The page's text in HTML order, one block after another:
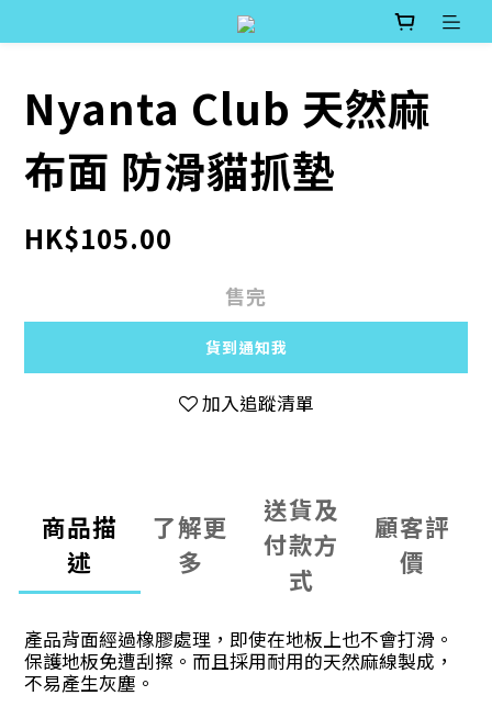
Nyanta Club 天然麻
布面 防滑貓抓墊
HK$105.00
售完
貨到通知我
加入追蹤清單
商品描
述
了解更
多
送貨及
付款方
式
顧客評
價
產品背面經過橡膠處理，即使在地板上也不會打滑。
保護地板免遭刮擦。而且採用耐用的天然麻線製成，
不易產生灰塵。